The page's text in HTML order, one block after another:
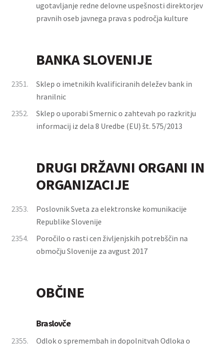
ugotavljanje redne delovne uspešnosti direktorjev
pravnih oseb javnega prava s področja kulture
BANKA SLOVENIJE
2351.
Sklep o imetnikih kvalificiranih deležev bank in
hranilnic
2352.
Sklep o uporabi Smernic o zahtevah po razkritju
informacij iz dela 8 Uredbe (EU) št. 575/2013
DRUGI DRŽAVNI ORGANI IN
ORGANIZACIJE
2353.
Poslovnik Sveta za elektronske komunikacije
Republike Slovenije
2354.
Poročilo o rasti cen življenjskih potrebščin na
območju Slovenije za avgust 2017
OBČINE
Braslovče
2355.
Odlok o spremembah in dopolnitvah Odloka o